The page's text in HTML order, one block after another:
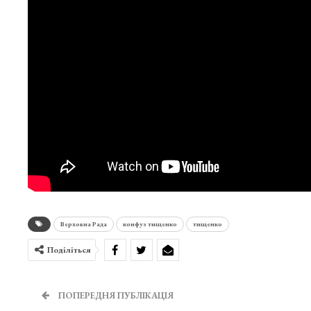
Верховна Рада конфуз тищенко тищенко
Поділіться
ПОПЕРЕДНЯ ПУБЛІКАЦІЯ